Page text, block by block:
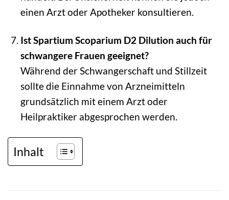
einen Arzt oder Apotheker konsultieren.
Ist Spartium Scoparium D2 Dilution auch für
schwangere Frauen geeignet?
Während der Schwangerschaft und Stillzeit
sollte die Einnahme von Arzneimitteln
grundsätzlich mit einem Arzt oder
Heilpraktiker abgesprochen werden.
Inhalt